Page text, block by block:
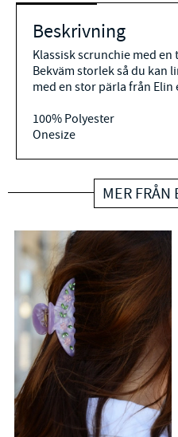
Beskrivning
Klassisk scrunchie med en
Bekväm storlek så du kan
med en stor pärla från Elin
100% Polyester
Onesize
MER FRÅN